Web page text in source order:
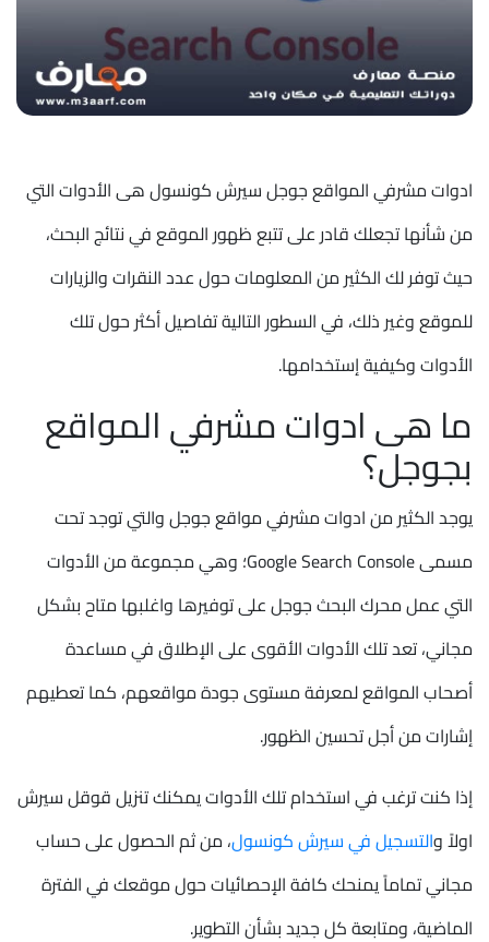
ادوات مشرفي المواقع جوجل سيرش كونسول هى الأدوات التي
من شأنها تجعلك قادر على تتبع ظهور الموقع في نتائج البحث،
حيث توفر لك الكثير من المعلومات حول عدد النقرات والزيارات
للموقع وغير ذلك، في السطور التالية تفاصيل أكثر حول تلك
الأدوات وكيفية إستخدامها.
ما هى ادوات مشرفي المواقع
بجوجل؟
يوجد الكثير من ادوات مشرفي مواقع جوجل والتي توجد تحت
مسمى Google Search Console؛ وهي مجموعة من الأدوات
التي عمل محرك البحث جوجل على توفيرها واغلبها متاح بشكل
مجاني، تعد تلك الأدوات الأقوى على الإطلاق في مساعدة
أصحاب المواقع لمعرفة مستوى جودة مواقعهم، كما تعطيهم
إشارات من أجل تحسين الظهور.
إذا كنت ترغب في استخدام تلك الأدوات يمكنك تنزيل قوقل سيرش
اولاً والتسجيل في سيرش كونسول، من ثم الحصول على حساب
مجاني تماماً يمنحك كافة الإحصائيات حول موقعك في الفترة
الماضية، ومتابعة كل جديد بشأن التطوير.